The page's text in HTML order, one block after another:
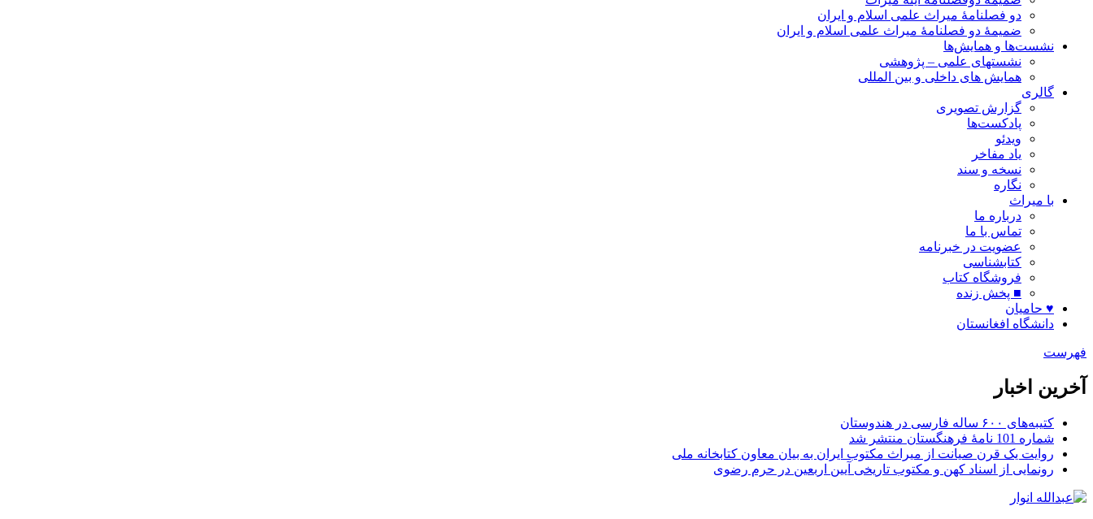
دو فصلنامۀ میراث علمی اسلام و ایران
ضمیمۀ دو فصلنامۀ میراث علمی اسلام و ایران
نشست‌ها و همایش‌ها
نشستهای علمی – پژوهشی
همایش های داخلی و بین المللی
گالری
گزارش تصویری
پادکست‌ها
ویدئو
یاد مفاخر
نسخه و سند
نگاره
با میراث
درباره ما
تماس با ما
عضویت در خبرنامه
کتابشناسی
فروشگاه کتاب
■ پخش زنده
♥ حامیان
دانشگاه افغانستان
فهرست
آخرین اخبار
کتیبه‌های ۶۰۰ ساله فارسی در هندوستان
شماره 101 نامۀ فرهنگستان منتشر شد
روایت یک قرن صیانت از میراث مکتوب ایران به بیان معاون کتابخانه ملی
رونمایی از اسناد کهن و مکتوب تاریخی آیین اربعین در حرم رضوی